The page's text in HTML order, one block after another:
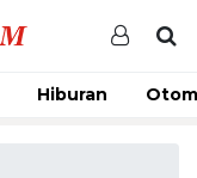
Hiburan